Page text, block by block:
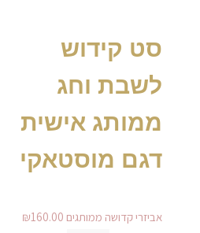
סט קידוש
לשבת וחג
ממותג אישית
דגם מוסטאקי
אביזרי קדושה ממותגים ₪160.00